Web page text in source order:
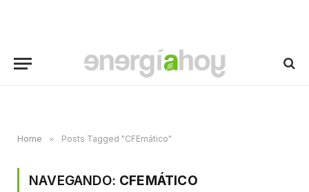
Home » Posts Tagged "CFEmático"
NAVEGANDO: CFEMÁTICO